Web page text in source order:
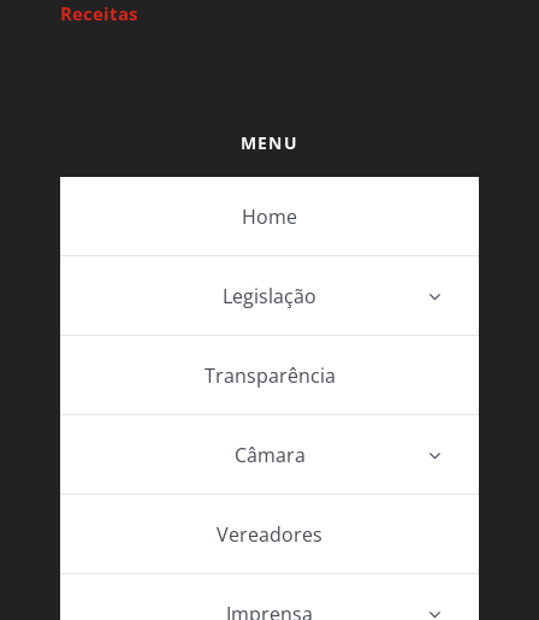
Receitas
MENU
Home
Legislação
Transparência
Câmara
Vereadores
Imprensa